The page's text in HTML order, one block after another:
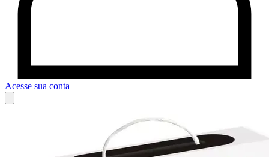
Acesse sua conta